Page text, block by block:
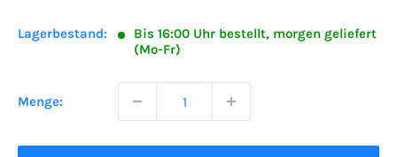
Lagerbestand:
Bis 16:00 Uhr bestellt, morgen geliefert
(Mo-Fr)
Menge: